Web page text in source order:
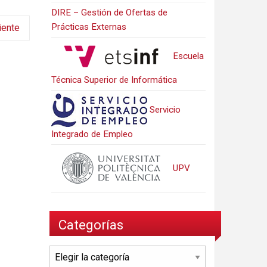
DIRE – Gestión de Ofertas de
Prácticas Externas
Escuela
Técnica Superior de Informática
Servicio
Integrado de Empleo
UPV
Categorías
Categorías